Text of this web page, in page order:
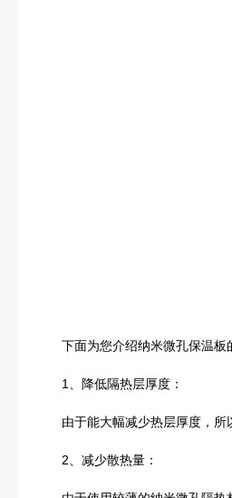
下面为您介绍纳米微孔保温板
1、降低隔热层厚度：
由于能大幅减少热层厚度，所
2、减少散热量：